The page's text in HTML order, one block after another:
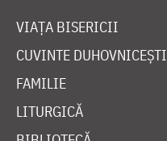
VIAȚA BISERICII
CUVINTE DUHOVNICEȘTI
FAMILIE
LITURGICĂ